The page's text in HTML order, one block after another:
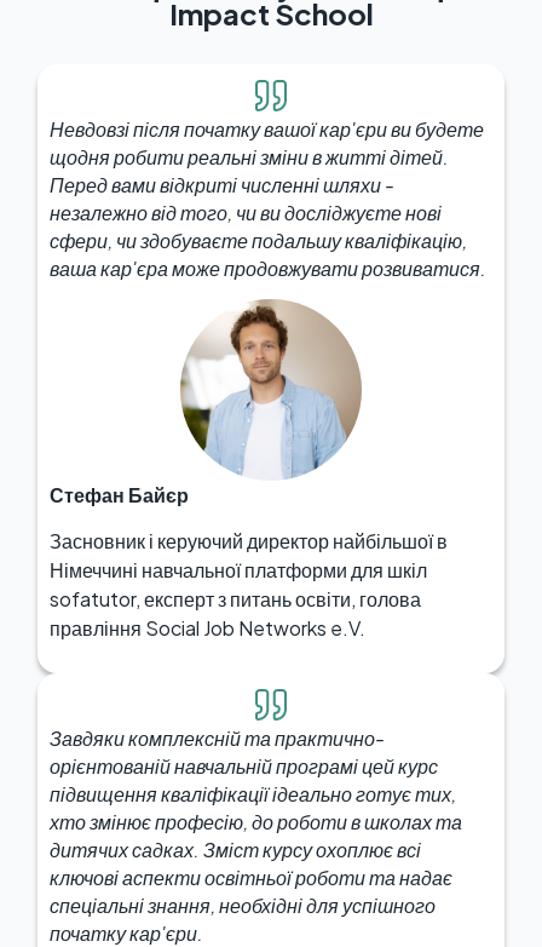
Impact School
Невдовзі після початку вашої кар'єри ви будете
щодня робити реальні зміни в житті дітей.
Перед вами відкриті численні шляхи -
незалежно від того, чи ви досліджуєте нові
сфери, чи здобуваєте подальшу кваліфікацію,
ваша кар'єра може продовжувати розвиватися.
Стефан Байєр
Засновник і керуючий директор найбільшої в
Німеччині навчальної платформи для шкіл
sofatutor, експерт з питань освіти, голова
правління Social Job Networks e.V.
Завдяки комплексній та практично-
орієнтованій навчальній програмі цей курс
підвищення кваліфікації ідеально готує тих,
хто змінює професію, до роботи в школах та
дитячих садках. Зміст курсу охоплює всі
ключові аспекти освітньої роботи та надає
спеціальні знання, необхідні для успішного
початку кар'єри.